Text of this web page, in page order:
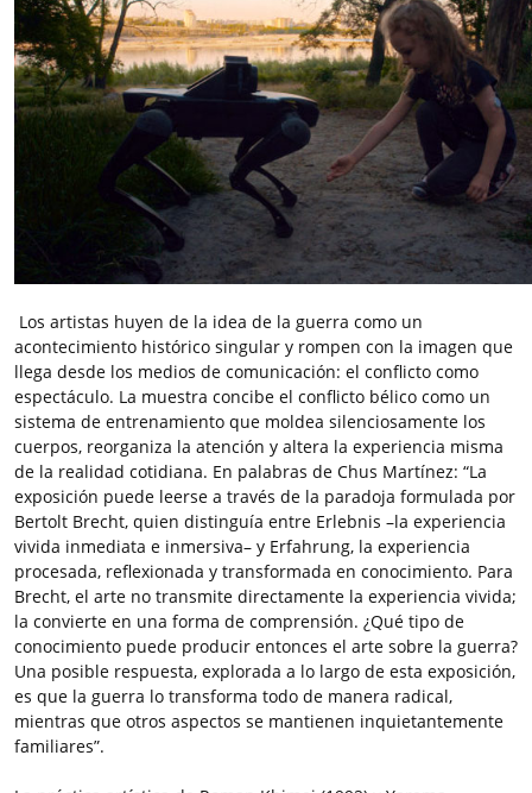
Los artistas huyen de la idea de la guerra como un
acontecimiento histórico singular y rompen con la imagen que
llega desde los medios de comunicación: el conflicto como
espectáculo. La muestra concibe el conflicto bélico como un
sistema de entrenamiento que moldea silenciosamente los
cuerpos, reorganiza la atención y altera la experiencia misma
de la realidad cotidiana. En palabras de Chus Martínez: “La
exposición puede leerse a través de la paradoja formulada por
Bertolt Brecht, quien distinguía entre Erlebnis –la experiencia
vivida inmediata e inmersiva– y Erfahrung, la experiencia
procesada, reflexionada y transformada en conocimiento. Para
Brecht, el arte no transmite directamente la experiencia vivida;
la convierte en una forma de comprensión. ¿Qué tipo de
conocimiento puede producir entonces el arte sobre la guerra?
Una posible respuesta, explorada a lo largo de esta exposición,
es que la guerra lo transforma todo de manera radical,
mientras que otros aspectos se mantienen inquietantemente
familiares”.